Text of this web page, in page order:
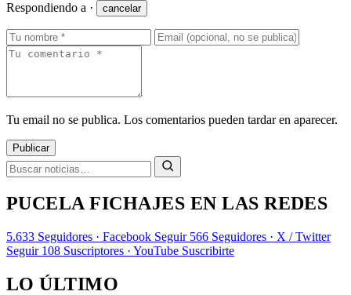
Respondiendo a · cancelar
Tu email no se publica. Los comentarios pueden tardar en aparecer.
Publicar
PUCELA FICHAJES EN LAS REDES
5.633 Seguidores · Facebook Seguir 566 Seguidores · X / Twitter
Seguir 108 Suscriptores · YouTube Suscribirte
LO ÚLTIMO